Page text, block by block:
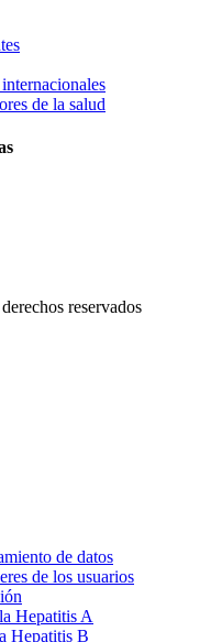
de la salud
reservados
de datos
de los usuarios
Hepatitis A
Hepatitis B